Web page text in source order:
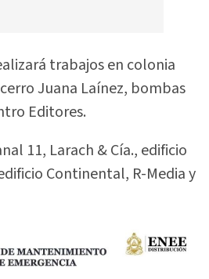
trabajos en colonia
Juana Laínez, bombas
Editores.
11, Larach & Cía., edificio
Continental, R-Media y